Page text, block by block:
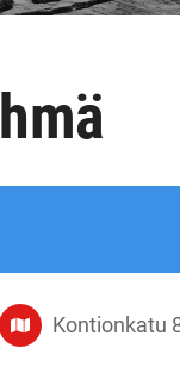
Kontionkatu